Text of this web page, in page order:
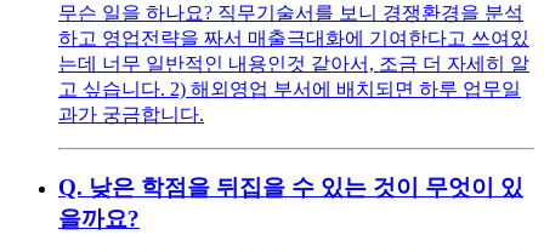
무슨 일을 하나요? 직무기술서를 보니 경쟁환경을 분석
하고 영업전략을 짜서 매출극대화에 기여한다고 쓰여있
는데 너무 일반적인 내용인것 같아서, 조금 더 자세히 알
고 싶습니다. 2) 해외영업 부서에 배치되면 하루 업무일
과가 궁금합니다.
Q. 낮은 학점을 뒤집을 수 있는 것이 무엇이 있
을까요?